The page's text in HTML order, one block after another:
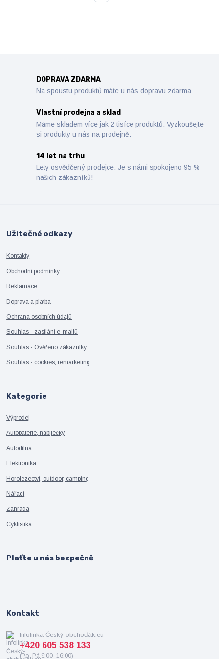
DOPRAVA ZDARMA
Na spoustu produktů máte u nás dopravu zdarma
Vlastní prodejna a sklad
Máme skladem více jak 2 tisíce produktů. Vyzkoušejte
si produkty u nás na prodejně.
14 let na trhu
Lety osvědčený prodejce. Je s námi spokojeno 95 %
našich zákazníků!
Užitečné odkazy
Kontakty
Obchodní podmínky
Reklamace
Doprava a platba
Ochrana osobních údajů
Souhlas - zasílání e-mailů
Souhlas - Ověřeno zákazníky
Souhlas - cookies, remarketing
Kategorie
Výprodej
Autobaterie, nabíječky
Autodílna
Elektronika
Horolezectví, outdoor, camping
Nářadí
Zahrada
Cyklistika
Plaťte u nás bezpečně
Kontakt
Infolinka Český-obchoďák.eu
+420 605 538 133
(Po–Pá 9:00–16:00)